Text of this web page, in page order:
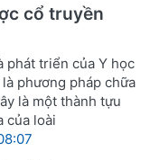
cổ truyền
phát triển của Y học
phương pháp chữa
là một thành tựu
của loài